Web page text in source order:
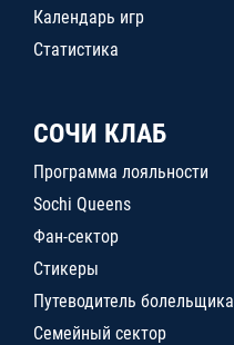
Календарь игр
Статистика
СОЧИ КЛАБ
Программа лояльности
Sochi Queens
Фан-сектор
Стикеры
Путеводитель болельщика
Семейный сектор